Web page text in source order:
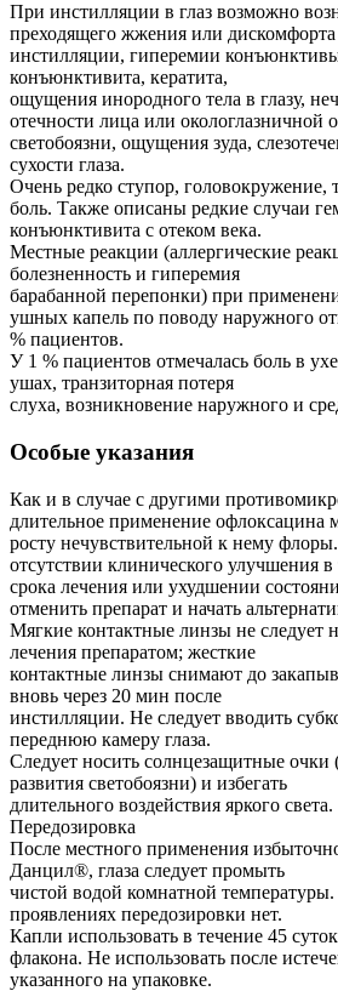
При инстилляции в глаз возможно
преходящего жжения или дискомфорта
инстилляции, гиперемии
конъюнктивита, кератита,
ощущения инородного тела в глазу,
отечности лица или окологлазничной
светобоязни, ощущения зуда,
сухости глаза.
Очень редко ступор, головокружение,
боль. Также описаны редкие случаи
конъюнктивита с отеком века.
Местные реакции (аллергические
болезненность и гиперемия
барабанной перепонки) при
ушных капель по поводу наружного
% пациентов.
У 1 % пациентов отмечалась боль в
ушах, транзиторная потеря
слуха, возникновение наружного и
Особые указания
Как и в случае с другими
длительное применение офлоксацина
росту нечувствительной к нему
отсутствии клинического улучшения в
срока лечения или ухудшении
отменить препарат и начать
Мягкие контактные линзы не следует
лечения препаратом; жесткие
контактные линзы снимают до
вновь через 20 мин после
инстилляции. Не следует вводить
переднюю камеру глаза.
Следует носить солнцезащитные очки
развития светобоязни) и избегать
длительного воздействия яркого света.
Передозировка
После местного применения
Данцил®, глаза следует промыть
чистой водой комнатной
проявлениях передозировки нет.
Капли использовать в течение 45
флакона. Не использовать после
указанного на упаковке.